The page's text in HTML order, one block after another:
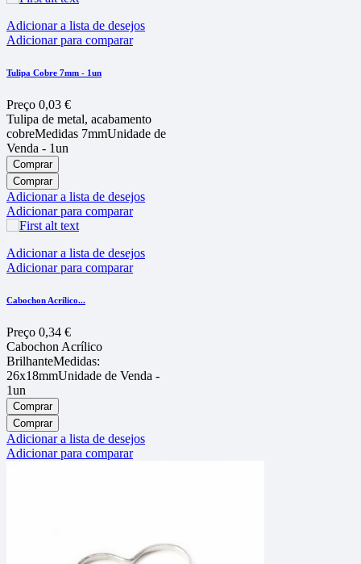
Adicionar a lista de desejos
Adicionar para comparar
Tulipa Cobre 7mm - 1un
Preço 0,03 €
Tulipa de metal, acabamento
cobreMedidas 7mmUnidade de
Venda - 1un
Comprar
Comprar
Adicionar a lista de desejos
Adicionar para comparar
Adicionar a lista de desejos
Adicionar para comparar
Cabochon Acríli­co...
Preço 0,34 €
Cabochon Acrílico
BrilhanteMedidas:
26x18mmUnidade de Venda -
1un
Comprar
Comprar
Adicionar a lista de desejos
Adicionar para comparar